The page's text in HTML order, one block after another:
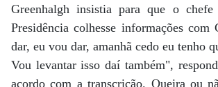
Greenhalgh insistia para que o
Presidência colhesse informações
dar, eu vou dar, amanhã cedo eu tenho
Vou levantar isso daí também",
acordo com a transcrição. Queira ou